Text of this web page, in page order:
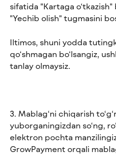
sifatida "Kartaga
"Yechib olish" tugmasini
Iltimos, shuni yodda
qo‘shmagan bo‘lsangiz,
tanlay olmaysiz.
3. Mablag‘ni chiqarish
yuborganingizdan so‘ng,
elektron pochta
GrowPayment orqali